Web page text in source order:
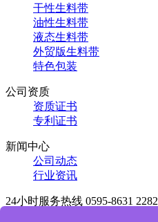
干性生料带
油性生料带
液态生料带
外贸版生料带
特色包装
公司资质
资质证书
专利证书
新闻中心
公司动态
行业资讯
24小时服务热线 0595-8631 2282